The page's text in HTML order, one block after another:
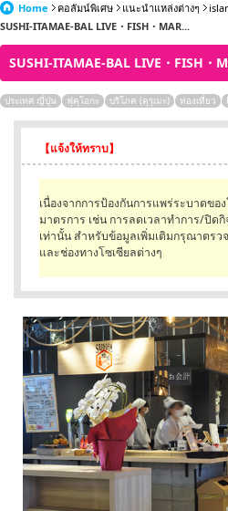
日本語
한국어
簡体中文
繁體中文
ภาษาไท
tiéng
Home คอลัมน์พิเศษ แนะนำแหล่งต่างๆ
SUSHI-ITAMAE-BAL LIVE・FISH・MAR...
SUSHI-ITAMAE-BAL LIVE・FISH・
ประเทศ ญี่ปุ่น ฟุคุโอกะ บริโภค (คุรุเมะ) ท่องเที่ยว
【แจ้งให้ทราบ】
เนื่องจากการป้องกันการแพร่ระบาดขอ
มาตรการ เช่น การลดเวลาทำการ/ปิด
เท่านั้น สำหรับข้อมูลเพิ่มเติมกรุณาตรว
และช่องทางโซเซียลต่างๆ